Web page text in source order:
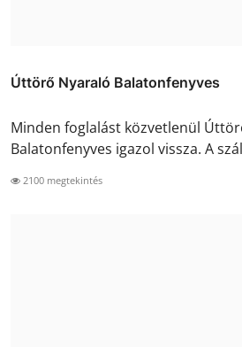
Úttörő Nyaraló Balatonfenyves
Minden foglalást közvetlenül
Balatonfenyves igazol vissza. A
2100 megtekintés